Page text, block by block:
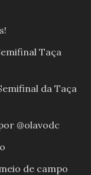
Taça
da Taça
@olavodc
de campo